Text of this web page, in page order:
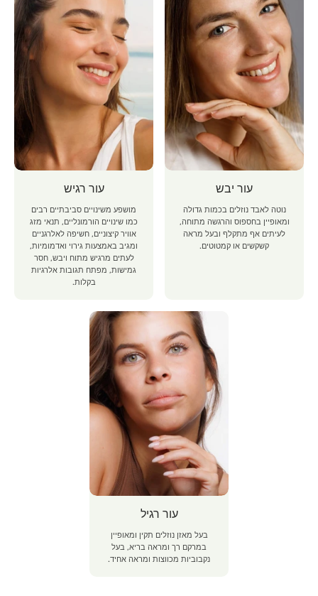
עור יבש
נוטה לאבד נוזלים בכמות גדולה
ומאופיין בחספוס והרגשה מתוחה,
לעיתים אף מתקלף ובעל מראה
קשקשים או קמטוטים.
עור רגיש
מושפע משינויים סביבתיים רבים
כמו שינויים הורמונליים, תנאי מזג
אוויר קיצוניים, חשיפה לאלרגניים
ומגיב באמצעות גירוי ואדמומיות,
לעתים מרגיש מתוח ויבש, חסר
גמישות, מפתח תגובות אלרגיות
בקלות.
עור רגיל
בעל מאזן נוזלים תקין ומאופיין
במרקם רך ומראה בריא, בעל
נקבוביות מכווצות ומראה אחיד.